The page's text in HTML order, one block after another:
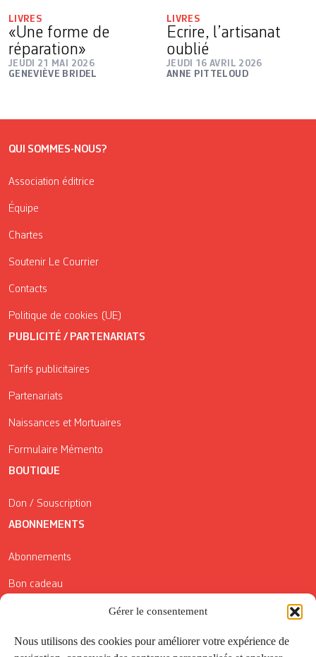
Gérer le consentement
Nous utilisons des cookies pour améliorer votre expérience de
LIVRES
«Une forme de
réparation»
JEUDI 21 MAI 2026
GENEVIÈVE BRIDEL
LIVRES
Ecrire, l’artisanat
oublié
JEUDI 16 AVRIL 2026
ANNE PITTELOUD
QUI SOMMES-NOUS?
Association éditrice
Équipe
Chartes
Soutenir Le Courrier
Contacts
Politique de cookies (UE)
PUBLICITÉ / PARTENARIATS
Tarifs publicitaires
Partenariats
Naissances et Mortuaires
Formulaire Mémento
BOUTIQUE
Don / Souscription
ABONNEMENTS
Abonnements
Bon cadeau
Conditions générales de vente
Réductions de la Carte Côté Courrier